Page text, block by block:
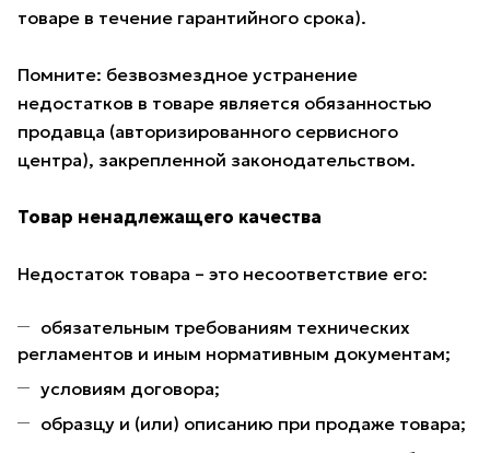
товаре в течение гарантийного срока).
Помните: безвозмездное устранение
недостатков в товаре является обязанностью
продавца (авторизированного сервисного
центра), закрепленной законодательством.
Товар ненадлежащего качества
Недостаток товара – это несоответствие его:
обязательным требованиям технических
регламентов и иным нормативным документам;
условиям договора;
образцу и (или) описанию при продаже товара;